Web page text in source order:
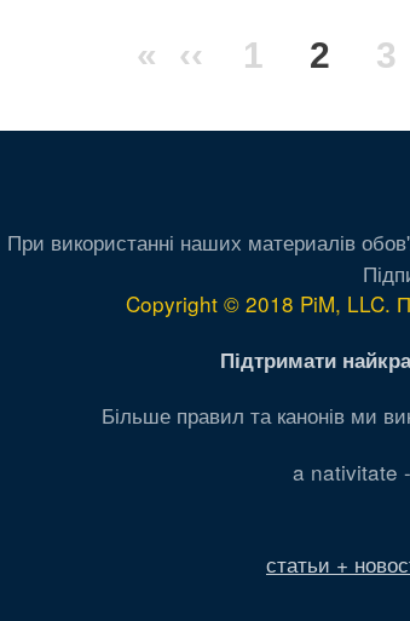
Первая
«
Предыдущая
‹‹ Page
1 2 3
При використанні наших материалів
Copyright © 2018 PiM, LLC.
Підтримати
Більше правил та канонів ми
a nativitate
статьи +